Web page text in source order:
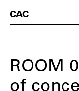
CAC
ROOM
of